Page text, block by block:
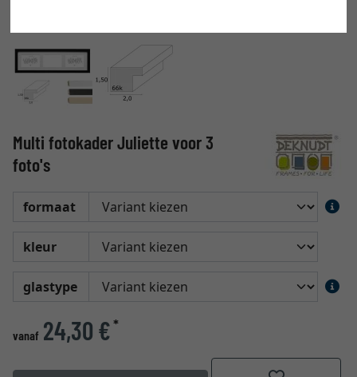
Multi fotokader Juliette voor 3
foto's
formaat
kleur
glastype
vanaf 24,30 €*